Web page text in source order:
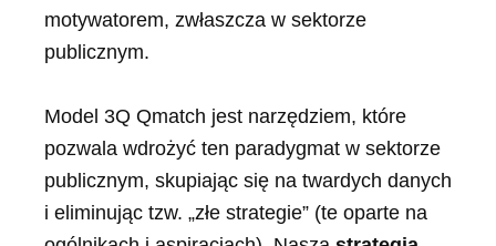
motywatorem, zwłaszcza w sektorze
publicznym.
Model 3Q Qmatch jest narzędziem, które
pozwala wdrożyć ten paradygmat w sektorze
publicznym, skupiając się na twardych danych
i eliminując tzw. „złe strategie” (te oparte na